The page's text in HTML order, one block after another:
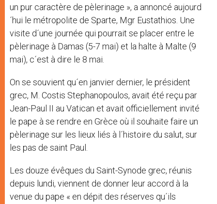
un pur caractère de pèlerinage », a annoncé aujourd
´hui le métropolite de Sparte, Mgr Eustathios. Une
visite d´une journée qui pourrait se placer entre le
pèlerinage à Damas (5-7 mai) et la halte à Malte (9
mai), c´est à dire le 8 mai.
On se souvient qu´en janvier dernier, le président
grec, M. Costis Stephanopoulos, avait été reçu par
Jean-Paul II au Vatican et avait officiellement invité
le pape à se rendre en Grèce où il souhaite faire un
pèlerinage sur les lieux liés à l´histoire du salut, sur
les pas de saint Paul.
Les douze évêques du Saint-Synode grec, réunis
depuis lundi, viennent de donner leur accord à la
venue du pape « en dépit des réserves qu´ils